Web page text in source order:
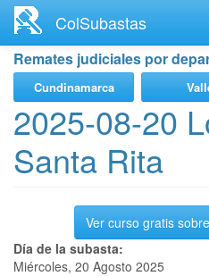
contenido
principal
ColSubastas
Remates judiciales por
Cundinamarca
2025-08-20
Santa Rita
Ver curso gratis
Día de la subasta:
Miércoles, 20 Agosto 2025